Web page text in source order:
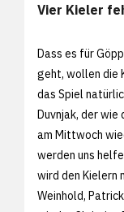
Vier Kieler
Dass es für
geht, wollen die
das Spiel
Duvnjak, der
am Mittwoch
werden uns
wird den Kielern
Weinhold,